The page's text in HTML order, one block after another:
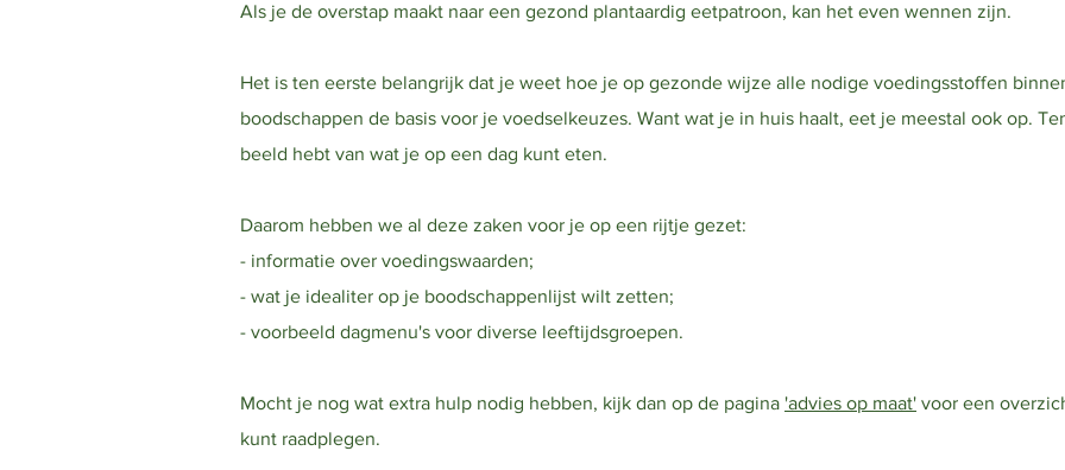
Als je de overstap maakt naar een gezond plantaardig eetpatroon, kan het even wennen zijn.
Het is ten eerste belangrijk dat je weet hoe je op gezonde wijze alle nodige voedingsstoffen
boodschappen de basis voor je voedselkeuzes. Want wat je in huis haalt, eet je meestal ook op.
beeld hebt van wat je op een dag kunt eten.
Daarom hebben we al deze zaken voor je op een rijtje gezet:
- informatie over voedingswaarden;
- wat je idealiter op je boodschappenlijst wilt zetten;
- voorbeeld dagmenu's voor diverse leeftijdsgroepen.
Mocht je nog wat extra hulp nodig hebben, kijk dan op de pagina 'advies op maat' voor een
kunt raadplegen.